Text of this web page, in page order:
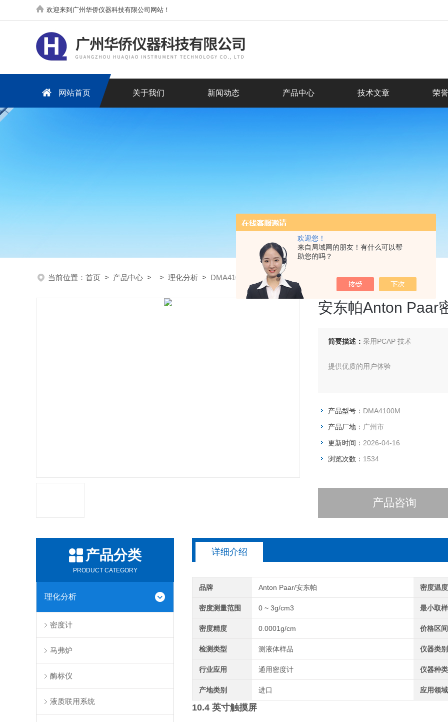
欢迎您！
来自局域网的朋友！有什么可以帮
助您的吗？
欢迎来到广州华侨仪器科技有限公司网站！
网站首页 关于我们 新闻动态 产品中心 技术文章 荣
当前位置： 首页 > 产品中心 > > 理化分析 > DMA4100M安东帕Anton Paar密度计
安东帕Anton Paar
简要描述： 采用PCAP 技术
提供优质的用户体验
产品型号： DMA4100M
产品厂地： 广州市
更新时间： 2026-04-16
浏览次数： 1534
产品咨询
产品分类
PRODUCT CATEGORY
理化分析
密度计
马弗炉
酶标仪
液质联用系统
详细介绍
品牌 Anton Paar/安东帕 密度温
密度测量范围 0 ~ 3g/cm3 最小取
密度精度 0.0001g/cm 价格区间
检测类型 测液体样品 仪器类别
行业应用 通用密度计 仪器种类
产地类别 进口 应用领域
10.4 英寸触摸屏